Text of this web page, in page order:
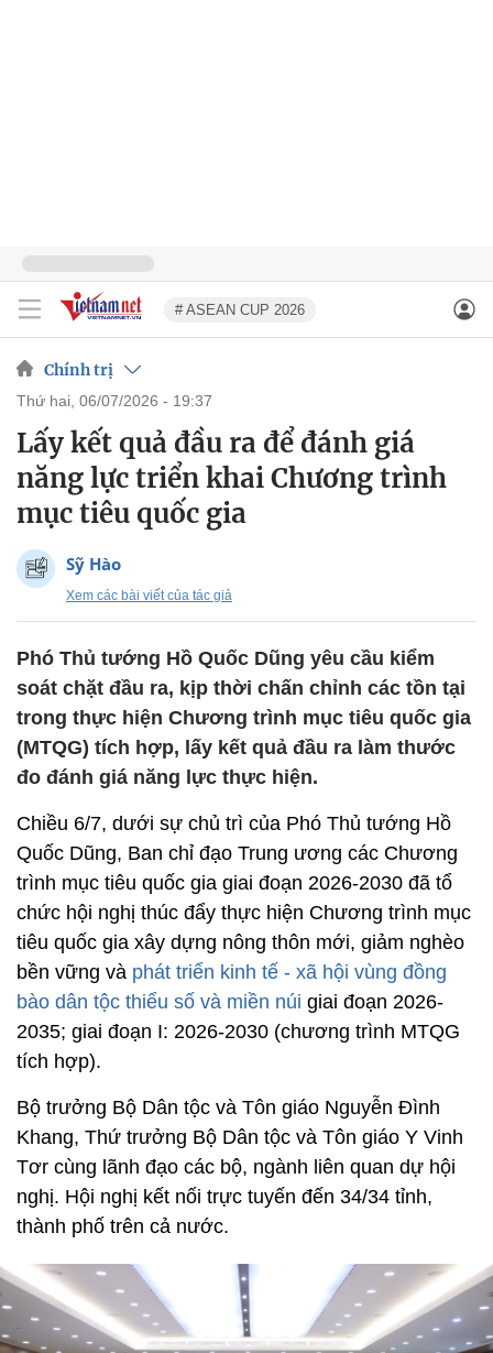
# ASEAN CUP 2026
Chính trị
thứ hai, 06/07/2026 - 19:37
Lấy kết quả đầu ra để đánh giá
năng lực triển khai Chương trình
mục tiêu quốc gia
Sỹ Hào
Xem các bài viết của tác giả
Phó Thủ tướng Hồ Quốc Dũng yêu cầu kiểm
soát chặt đầu ra, kịp thời chấn chỉnh các tồn tại
trong thực hiện Chương trình mục tiêu quốc gia
(MTQG) tích hợp, lấy kết quả đầu ra làm thước
đo đánh giá năng lực thực hiện.
Chiều 6/7, dưới sự chủ trì của Phó Thủ tướng Hồ
Quốc Dũng, Ban chỉ đạo Trung ương các Chương
trình mục tiêu quốc gia giai đoạn 2026-2030 đã tổ
chức hội nghị thúc đẩy thực hiện Chương trình mục
tiêu quốc gia xây dựng nông thôn mới, giảm nghèo
bền vững và phát triển kinh tế - xã hội vùng đồng
bào dân tộc thiểu số và miền núi giai đoạn 2026-
2035; giai đoạn I: 2026-2030 (chương trình MTQG
tích hợp).
Bộ trưởng Bộ Dân tộc và Tôn giáo Nguyễn Đình
Khang, Thứ trưởng Bộ Dân tộc và Tôn giáo Y Vinh
Tơr cùng lãnh đạo các bộ, ngành liên quan dự hội
nghị. Hội nghị kết nối trực tuyến đến 34/34 tỉnh,
thành phố trên cả nước.